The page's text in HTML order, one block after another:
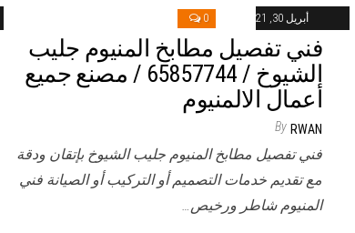
أبريل 30, 2021 0
فني تفصيل مطابخ المنيوم جليب
الشيوخ / 65857744 / مصنع جميع
أعمال الالمنيوم
By RWAN
فني تفصيل مطابخ المنيوم جليب الشيوخ بإتقان ودقة
مع تقديم خدمات التصميم أو التركيب أو الصيانة فني
المنيوم شاطر ورخيص…